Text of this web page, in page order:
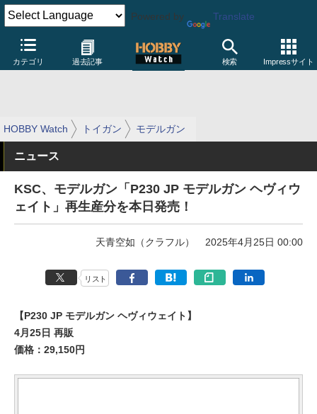
Powered by Translate
カテゴリ 過去記事 検索 Impressサイト
HOBBY Watch トイガン モデルガン
ニュース
KSC、モデルガン「P230 JP モデルガン ヘヴィウ
ェイト」再生産分を本日発売！
天青空如（クラフル） 2025年4月25日 00:00
リスト
【P230 JP モデルガン ヘヴィウェイト】
4月25日 再販
価格：29,150円